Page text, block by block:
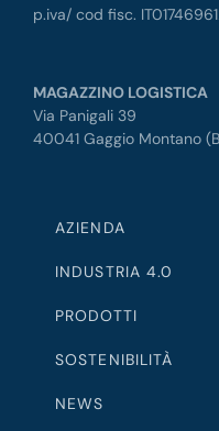
p.iva/ cod fisc.
MAGAZZINO LOGISTICA
Via Panigali 39
40041 Gaggio Montano
AZIENDA
INDUSTRIA 4.0
PRODOTTI
SOSTENIBILITÀ
NEWS